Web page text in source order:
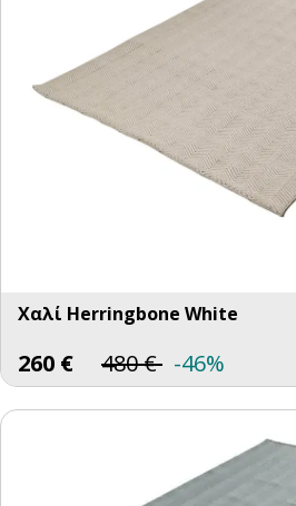
Χαλί Herringbone White
260 € 480€ -46%